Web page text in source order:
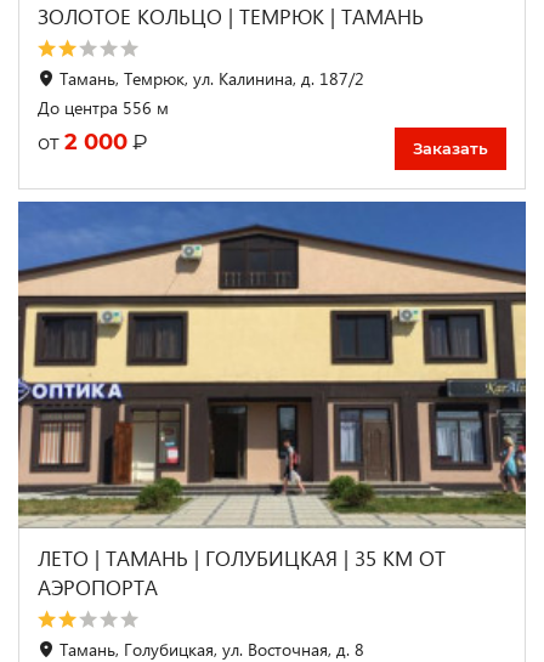
ЗОЛОТОЕ КОЛЬЦО | ТЕМРЮК | ТАМАНЬ
Тамань, Темрюк, ул. Калинина, д. 187/2
До центра 556 м
от 2 000 ₽ Заказать
ЛЕТО | ТАМАНЬ | ГОЛУБИЦКАЯ | 35 КМ ОТ
АЭРОПОРТА
Тамань, Голубицкая, ул. Восточная, д. 8